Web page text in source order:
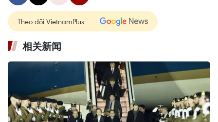
Theo dõi VietnamPlus
相关新闻